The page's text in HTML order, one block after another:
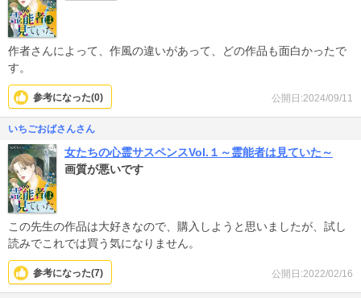
作者さんによって、作風の違いがあって、どの作品も面白かったで
す。
公開日:2024/09/11
参考になった(0)
いちごおばさんさん
女たちの心霊サスペンスVol.１～霊能者は見ていた～
画質が悪いです
この先生の作品は大好きなので、購入しようと思いましたが、試し
読みでこれでは買う気になりません。
公開日:2022/02/16
参考になった(7)